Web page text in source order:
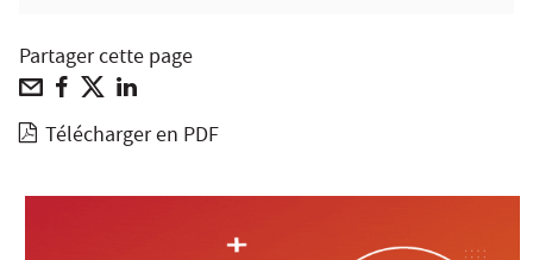
Partager cette page
Télécharger en PDF